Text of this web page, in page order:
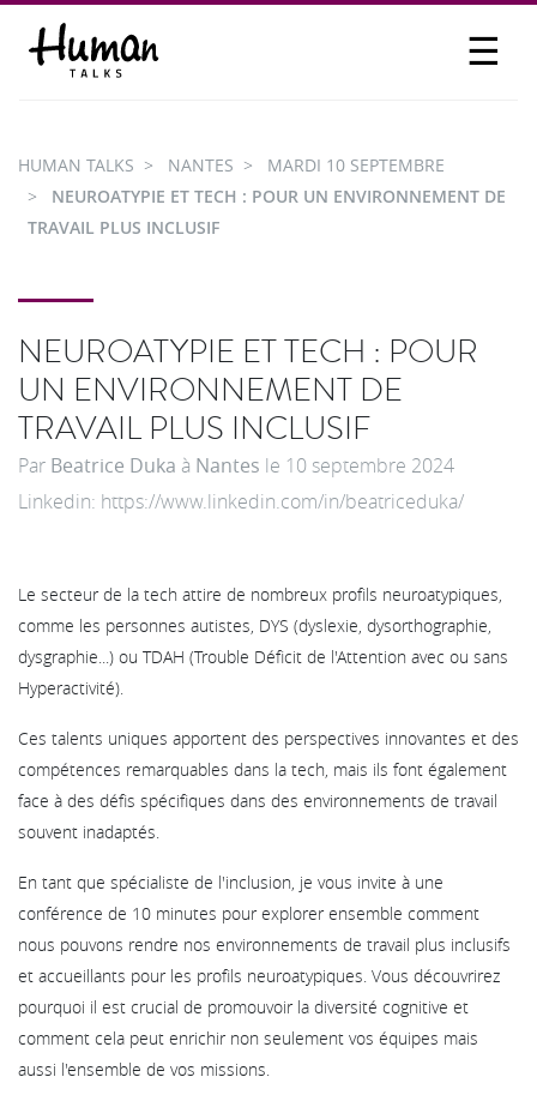
☰
PARTICIPER
HUMAN TALKS NANTES
MARDI 10 SEPTEMBRE
NEUROATYPIE ET TECH : POUR UN ENVIRONNEMENT DE
TRAVAIL PLUS INCLUSIF
NEUROATYPIE ET TECH : POUR
UN ENVIRONNEMENT DE
TRAVAIL PLUS INCLUSIF
Par Beatrice Duka à Nantes le 10 septembre 2024
Linkedin: https://www.linkedin.com/in/beatriceduka/
Le secteur de la tech attire de nombreux profils neuroatypiques,
comme les personnes autistes, DYS (dyslexie, dysorthographie,
dysgraphie...) ou TDAH (Trouble Déficit de l'Attention avec ou sans
Hyperactivité).
Ces talents uniques apportent des perspectives innovantes et des
compétences remarquables dans la tech, mais ils font également
face à des défis spécifiques dans des environnements de travail
souvent inadaptés.
En tant que spécialiste de l'inclusion, je vous invite à une
conférence de 10 minutes pour explorer ensemble comment
nous pouvons rendre nos environnements de travail plus inclusifs
et accueillants pour les profils neuroatypiques. Vous découvrirez
pourquoi il est crucial de promouvoir la diversité cognitive et
comment cela peut enrichir non seulement vos équipes mais
aussi l'ensemble de vos missions.